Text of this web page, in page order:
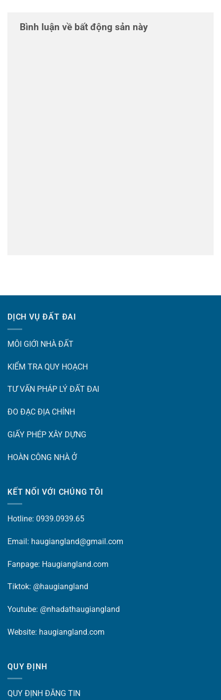
Bình luận về bất động sản này
DỊCH VỤ ĐẤT ĐAI
MÔI GIỚI NHÀ ĐẤT
KIỂM TRA QUY HOẠCH
TƯ VẤN PHÁP LÝ ĐẤT ĐAI
ĐO ĐẠC ĐỊA CHÍNH
GIẤY PHÉP XÂY DỰNG
HOÀN CÔNG NHÀ Ở
KẾT NỐI VỚI CHÚNG TÔI
Hotline: 0939.0939.65
Email: haugiangland@gmail.com
Fanpage: Haugiangland.com
Tiktok: @haugiangland
Youtube: @nhadathaugiangland
Website: haugiangland.com
QUY ĐỊNH
QUY ĐỊNH ĐĂNG TIN